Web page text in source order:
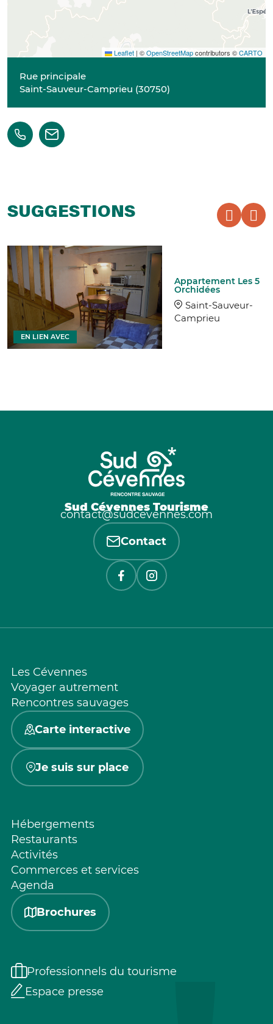
Leaflet | ©OpenStreetMapcontributors ©CARTO
Rue principale
Saint-Sauveur-Camprieu (30750)
SUGGESTIONS
Appartement Les 5
Orchidées
Saint-Sauveur-
Camprieu
EN LIEN AVEC
Sud Cévennes Tourisme
contact@sudcevennes.com
Contact
Les Cévennes
Voyager autrement
Rencontres sauvages
Carte interactive
Je suis sur place
Hébergements
Restaurants
Activités
Commerces et services
Agenda
Brochures
Professionnels du tourisme
Espace presse